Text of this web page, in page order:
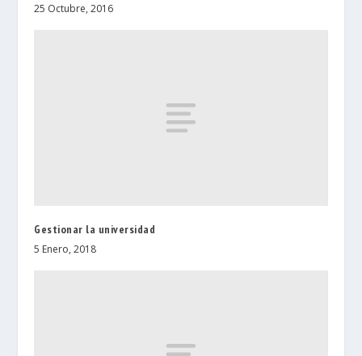
25 Octubre, 2016
Gestionar la universidad
5 Enero, 2018